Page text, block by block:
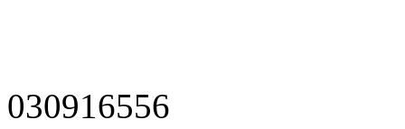
030916556